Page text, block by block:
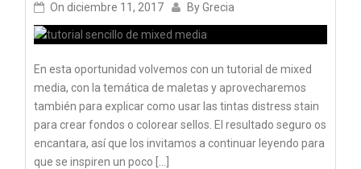
On diciembre 11, 2017 ByGrecia
En esta oportunidad volvemos con un tutorial de mixed
media, con la temática de maletas y aprovecharemos
también para explicar como usar las tintas distress stain
para crear fondos o colorear sellos. El resultado seguro os
encantara, así que los invitamos a continuar leyendo para
que se inspiren un poco […]